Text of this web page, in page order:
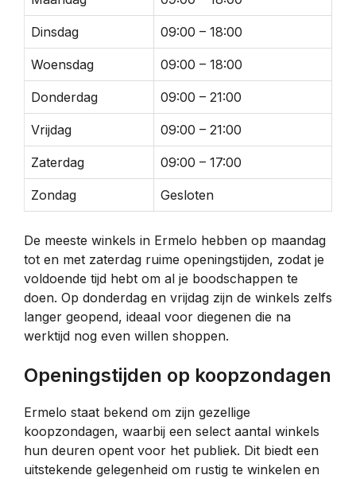
Dinsdag 09:00 – 18:00
Woensdag 09:00 – 18:00
Donderdag 09:00 – 21:00
Vrijdag 09:00 – 21:00
Zaterdag 09:00 – 17:00
Zondag Gesloten
De meeste winkels in Ermelo hebben op maandag
tot en met zaterdag ruime openingstijden, zodat je
voldoende tijd hebt om al je boodschappen te
doen. Op donderdag en vrijdag zijn de winkels zelfs
langer geopend, ideaal voor diegenen die na
werktijd nog even willen shoppen.
Openingstijden op koopzondagen
Ermelo staat bekend om zijn gezellige
koopzondagen, waarbij een select aantal winkels
hun deuren opent voor het publiek. Dit biedt een
uitstekende gelegenheid om rustig te winkelen en